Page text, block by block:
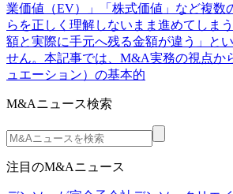
業価値（EV）」「株式価値」など複数
らを正しく理解しないまま進めてしま
額と実際に手元へ残る金額が違う」と
せん。本記事では、M&A実務の視点か
ュエーション）の基本的
M&Aニュース検索
注目のM&Aニュース